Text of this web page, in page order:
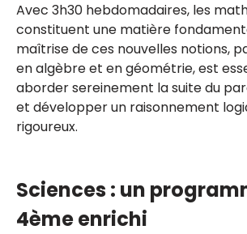
Avec 3h30 hebdomadaires, les
constituent une matière
maîtrise de ces nouvelles notions,
en algèbre et en géométrie, est
aborder sereinement la suite du
et développer un raisonnement
rigoureux.
Sciences : un
4ème enrichi